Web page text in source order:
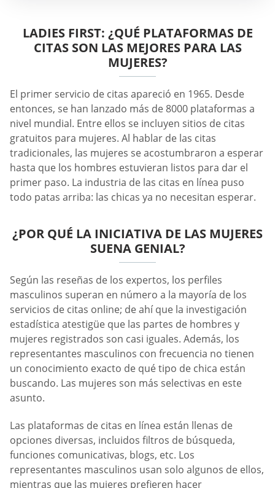
LADIES FIRST: ¿QUÉ PLATAFORMAS DE
CITAS SON LAS MEJORES PARA LAS
MUJERES?
El primer servicio de citas apareció en 1965. Desde
entonces, se han lanzado más de 8000 plataformas a
nivel mundial. Entre ellos se incluyen sitios de citas
gratuitos para mujeres. Al hablar de las citas
tradicionales, las mujeres se acostumbraron a esperar
hasta que los hombres estuvieran listos para dar el
primer paso. La industria de las citas en línea puso
todo patas arriba: las chicas ya no necesitan esperar.
¿POR QUÉ LA INICIATIVA DE LAS MUJERES
SUENA GENIAL?
Según las reseñas de los expertos, los perfiles
masculinos superan en número a la mayoría de los
servicios de citas online; de ahí que la investigación
estadística atestigüe que las partes de hombres y
mujeres registrados son casi iguales. Además, los
representantes masculinos con frecuencia no tienen
un conocimiento exacto de qué tipo de chica están
buscando. Las mujeres son más selectivas en este
asunto.
Las plataformas de citas en línea están llenas de
opciones diversas, incluidos filtros de búsqueda,
funciones comunicativas, blogs, etc. Los
representantes masculinos usan solo algunos de ellos,
mientras que las mujeres prefieren hacer